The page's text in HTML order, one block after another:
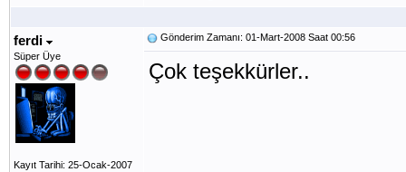
ferdi
Süper Üye
Kayıt Tarihi: 25-Ocak-2007
Gönderim Zamanı: 01-Mart-2008 Saat 00:56
Çok teşekkürler..